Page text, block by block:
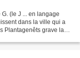
(le J ... en langage
dans la ville qui a
Plantagenêts grave la